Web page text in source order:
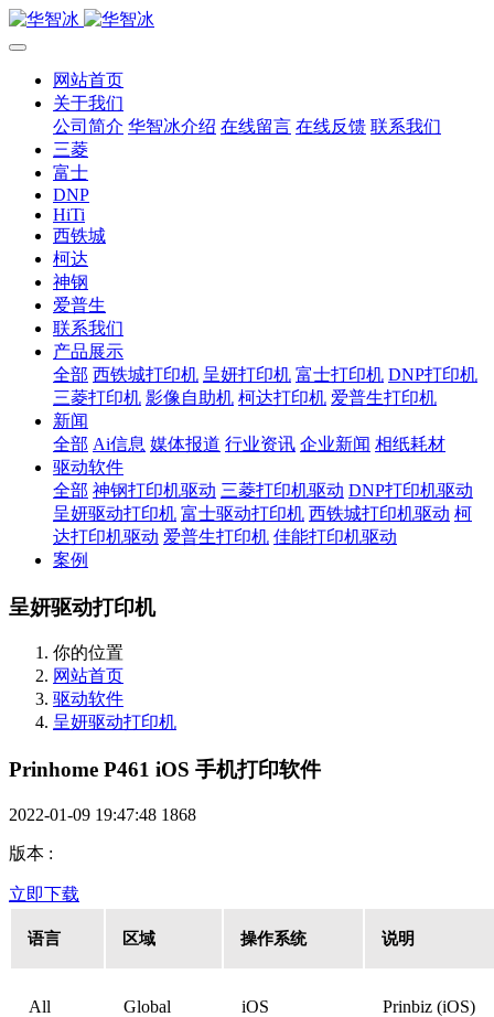
网站首页
关于我们
公司简介 华智冰介绍 在线留言 在线反馈 联系我们
三菱
富士
DNP
HiTi
西铁城
柯达
神钢
爱普生
联系我们
产品展示
全部 西铁城打印机 呈妍打印机 富士打印机 DNP打印机
三菱打印机 影像自助机 柯达打印机 爱普生打印机
新闻
全部 Ai信息 媒体报道 行业资讯 企业新闻 相纸耗材
驱动软件
全部 神钢打印机驱动 三菱打印机驱动 DNP打印机驱动
呈妍驱动打印机 富士驱动打印机 西铁城打印机驱动 柯
达打印机驱动 爱普生打印机 佳能打印机驱动
案例
呈妍驱动打印机
你的位置
网站首页
驱动软件
呈妍驱动打印机
Prinhome P461 iOS 手机打印软件
2022-01-09 19:47:48 1868
版本 :
立即下载
语言 区域 操作系统 说明
All Global iOS Prinbiz (iOS)